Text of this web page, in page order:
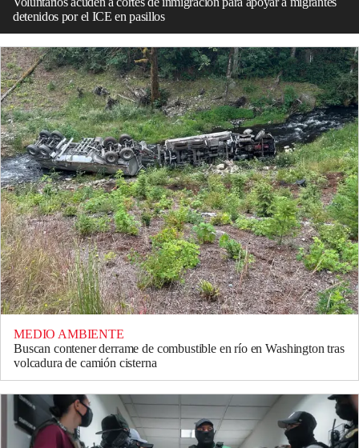
detenidos por el ICE en pasillos
MEDIO AMBIENTE
Buscan contener derrame de combustible en río en Washington tras
volcadura de camión cisterna